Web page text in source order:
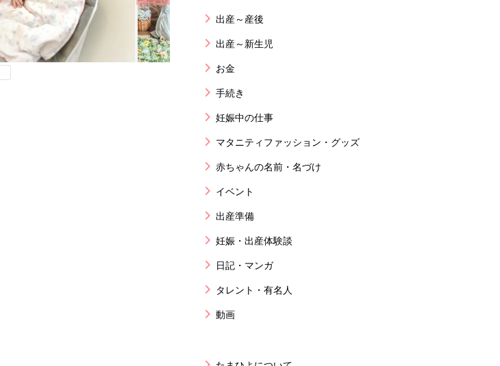
出産～産後
出産～新生児
お金
手続き
妊娠中の仕事
マタニティファッション・グッズ
赤ちゃんの名前・名づけ
イベント
出産準備
妊娠・出産体験談
日記・マンガ
タレント・有名人
動画